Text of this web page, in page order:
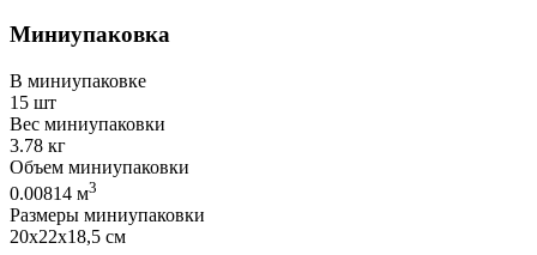
Миниупаковка
В миниупаковке
15 шт
Вес миниупаковки
3.78 кг
Объем миниупаковки
0.00814 м3
Размеры миниупаковки
20х22х18,5 см